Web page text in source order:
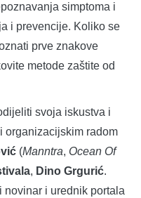
simptoma i
i prevencije. Koliko se
prve znakove
metode zaštite od
svoja iskustva i
organizacijskim radom
(Manntra, Ocean Of
, Dino Grgurić.
novinar i urednik portala